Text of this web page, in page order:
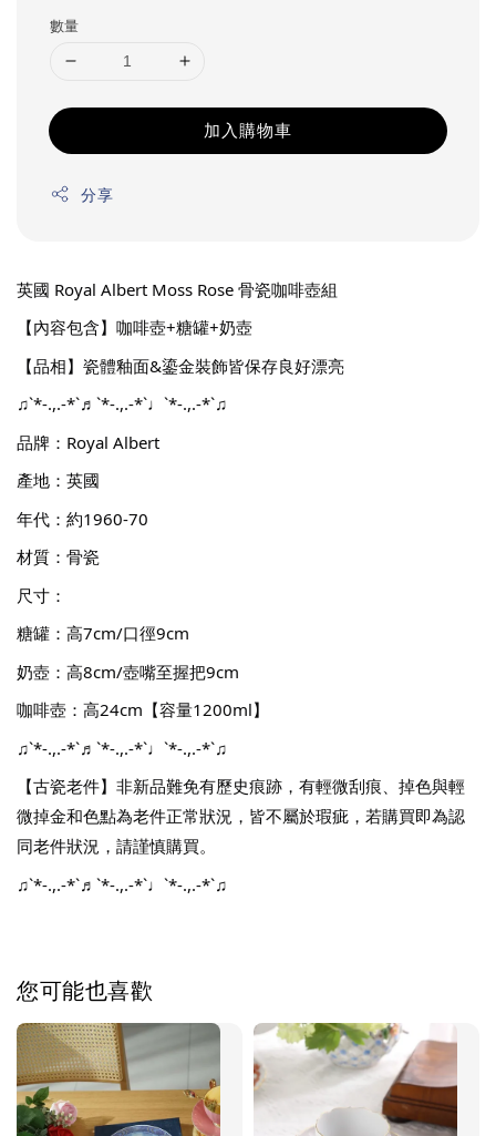
數量
加入購物車
分享
英國 Royal Albert Moss Rose 骨瓷咖啡壺組
【內容包含】咖啡壺+糖罐+奶壺
【品相】瓷體釉面&鎏金裝飾皆保存良好漂亮
♫`*-.,.-*`♬`*-.,.-*`♩`*-.,.-*`♫
品牌：Royal Albert
產地：英國
年代：約1960-70
材質：骨瓷
尺寸：
糖罐：高7cm/口徑9cm
奶壺：高8cm/壺嘴至握把9cm
咖啡壺：高24cm【容量1200ml】
♫`*-.,.-*`♬`*-.,.-*`♩`*-.,.-*`♫
【古瓷老件】非新品難免有歷史痕跡，有輕微刮痕、掉色與輕
微掉金和色點為老件正常狀況，皆不屬於瑕疵，若購買即為認
同老件狀況，請謹慎購買。
♫`*-.,.-*`♬`*-.,.-*`♩`*-.,.-*`♫
您可能也喜歡